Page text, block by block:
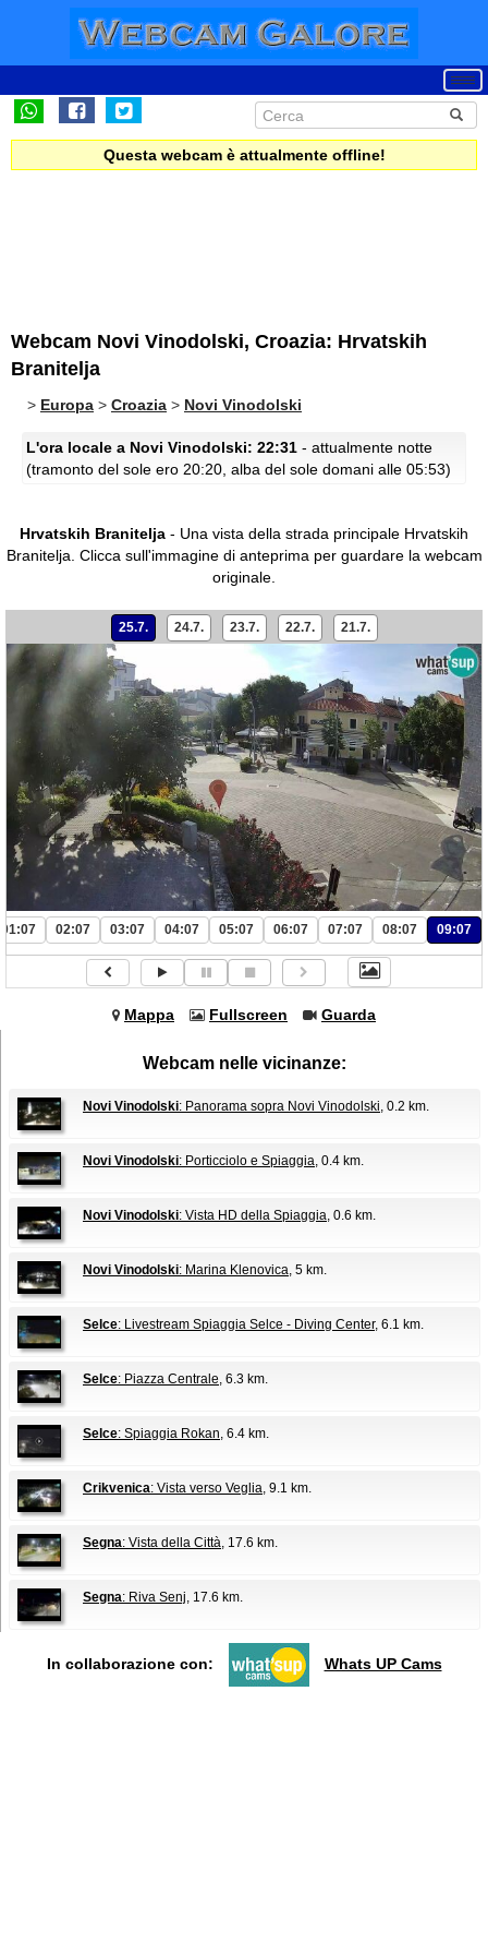
Questa webcam è attualmente offline!
Webcam Novi Vinodolski, Croazia: Hrvatskih
Branitelja
> Europa > Croazia > Novi Vinodolski
L'ora locale a Novi Vinodolski: 22:31 - attualmente notte
(tramonto del sole ero 20:20, alba del sole domani alle 05:53)
Hrvatskih Branitelja - Una vista della strada principale Hrvatskih
Branitelja. Clicca sull'immagine di anteprima per guardare la webcam
originale.
25.7. 24.7. 23.7. 22.7. 21.7.
01:07 02:07 03:07 04:07 05:07 06:07 07:07 08:07 09:07
Mappa Fullscreen Guarda
Webcam nelle vicinanze:
Novi Vinodolski: Panorama sopra Novi Vinodolski, 0.2 km.
Novi Vinodolski: Porticciolo e Spiaggia, 0.4 km.
Novi Vinodolski: Vista HD della Spiaggia, 0.6 km.
Novi Vinodolski: Marina Klenovica, 5 km.
Selce: Livestream Spiaggia Selce - Diving Center, 6.1 km.
Selce: Piazza Centrale, 6.3 km.
Selce: Spiaggia Rokan, 6.4 km.
Crikvenica: Vista verso Veglia, 9.1 km.
Segna: Vista della Città, 17.6 km.
Segna: Riva Senj, 17.6 km.
In collaborazione con: Whats UP Cams